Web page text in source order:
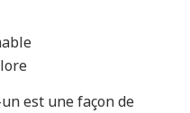
un est une façon de